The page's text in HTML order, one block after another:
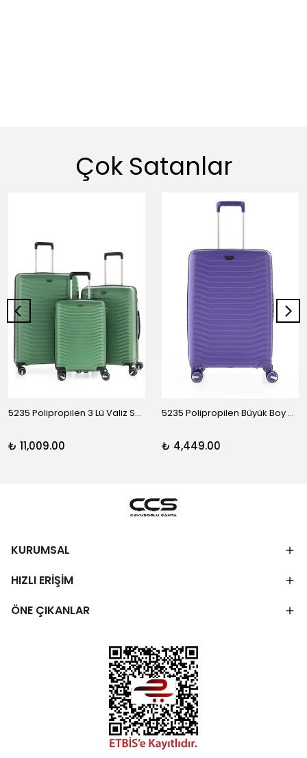
Çok Satanlar
5235 Polipropilen 3 Lü Valiz Seti
₺ 11,009.00
5235 Polipropilen Büyük Boy Valiz
₺ 4,449.00
KURUMSAL
HIZLI ERİŞİM
ÖNE ÇIKANLAR